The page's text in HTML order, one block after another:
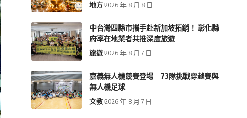
地方 2026 年 8 月 8 日
中台灣四縣市攜手赴新加坡拓銷！ 彰化縣
府率在地業者共推深度旅遊
旅遊 2026 年 8 月 7 日
嘉義無人機競賽登場 73隊挑戰穿越賽與
無人機足球
文教 2026 年 8 月 7 日